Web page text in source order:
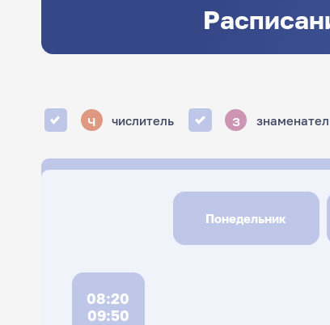
ч числитель з
Понедельник
08:20
09:50